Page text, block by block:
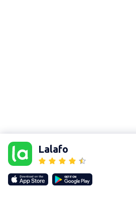
Lalafo
Our websites
lalafo.kg
lalafo.rs
lalafo.pl